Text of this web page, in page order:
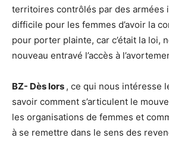
territoires contrôlés par des armées
difficile pour les femmes d’avoir la
pour porter plainte, car c’était la loi,
nouveau entravé l’accès à
BZ- Dès lors , ce qui nous intéresse
savoir comment s’articulent le
les organisations de femmes et
à se remettre dans le sens des